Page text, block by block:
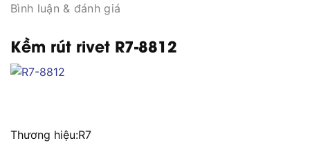
Bình luận & đánh giá
Kềm rút rivet R7-8812
Thương hiệu:R7